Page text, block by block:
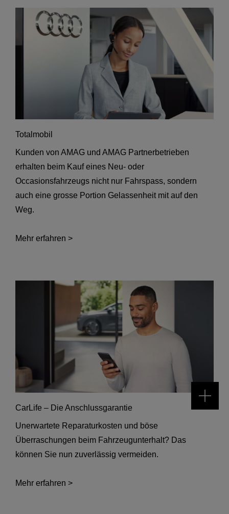
Totalmobil
Kunden von AMAG und AMAG Partnerbetrieben
erhalten beim Kauf eines Neu- oder
Occasionsfahrzeugs nicht nur Fahrspass, sondern
auch eine grosse Portion Gelassenheit mit auf den
Weg.
Mehr erfahren >
CarLife – Die Anschlussgarantie
Unerwartete Reparaturkosten und böse
Überraschungen beim Fahrzeugunterhalt? Das
können Sie nun zuverlässig vermeiden.
Mehr erfahren >